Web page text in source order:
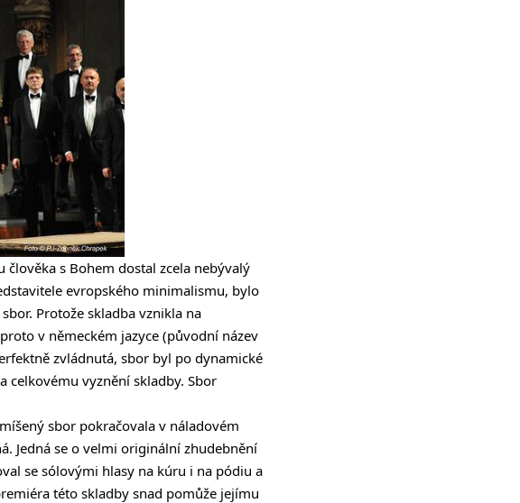
s Bohem dostal zcela nebývalý
evropského minimalismu, bylo
Protože skladba vznikla na
v německém jazyce (původní název
zvládnutá, sbor byl po dynamické
celkovému vyznění skladby. Sbor
sbor pokračovala v náladovém
Jedná se o velmi originální zhudebnění
se sólovými hlasy na kúru i na pódiu a
této skladby snad pomůže jejímu